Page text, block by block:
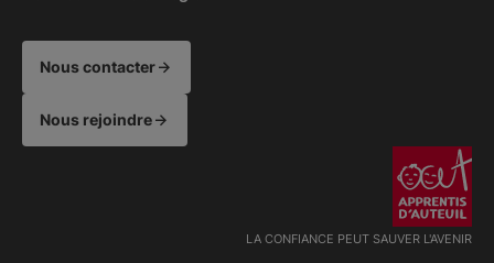
Nous contacter
Nous rejoindre
LA CONFIANCE PEUT SAUVER L'AVENIR